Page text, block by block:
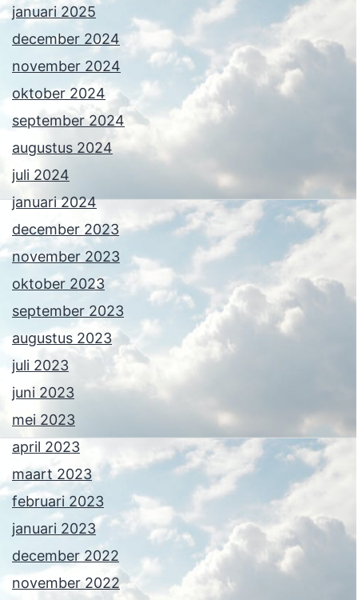
januari 2025
december 2024
november 2024
oktober 2024
september 2024
augustus 2024
juli 2024
januari 2024
december 2023
november 2023
oktober 2023
september 2023
augustus 2023
juli 2023
juni 2023
mei 2023
april 2023
maart 2023
februari 2023
januari 2023
december 2022
november 2022